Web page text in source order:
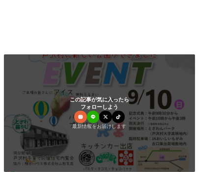
この記事が気に入ったら
フォローしよう
最新情報をお届けします